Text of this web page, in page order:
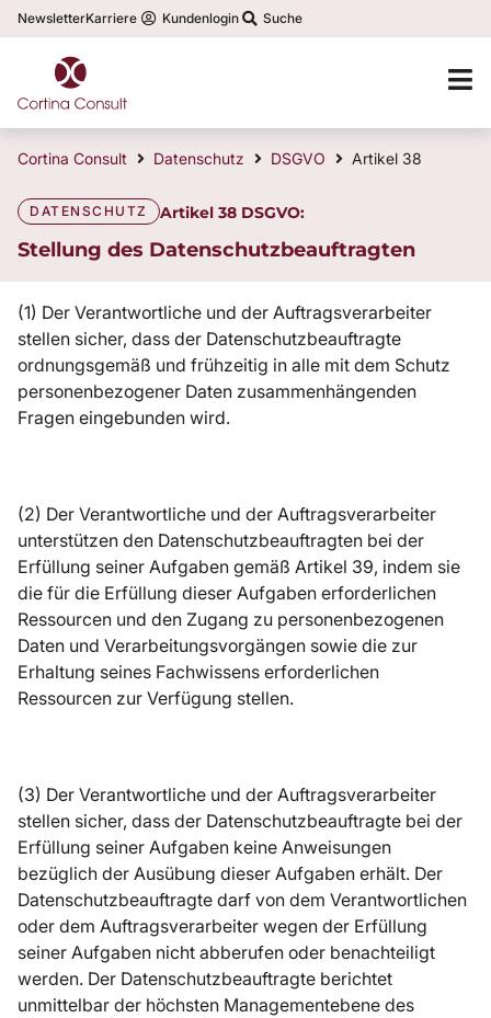
NewsletterKarriere Kundenlogin Suche
Cortina Consult Datenschutz DSGVO Artikel 38
DATENSCHUTZ Artikel 38 DSGVO:
Stellung des Datenschutzbeauftragten
(1) Der Verantwortliche und der Auftragsverarbeiter
stellen sicher, dass der Datenschutzbeauftragte
ordnungsgemäß und frühzeitig in alle mit dem Schutz
personenbezogener Daten zusammenhängenden
Fragen eingebunden wird.
(2) Der Verantwortliche und der Auftragsverarbeiter
unterstützen den Datenschutzbeauftragten bei der
Erfüllung seiner Aufgaben gemäß Artikel 39, indem sie
die für die Erfüllung dieser Aufgaben erforderlichen
Ressourcen und den Zugang zu personenbezogenen
Daten und Verarbeitungsvorgängen sowie die zur
Erhaltung seines Fachwissens erforderlichen
Ressourcen zur Verfügung stellen.
(3) Der Verantwortliche und der Auftragsverarbeiter
stellen sicher, dass der Datenschutzbeauftragte bei der
Erfüllung seiner Aufgaben keine Anweisungen
bezüglich der Ausübung dieser Aufgaben erhält. Der
Datenschutzbeauftragte darf von dem Verantwortlichen
oder dem Auftragsverarbeiter wegen der Erfüllung
seiner Aufgaben nicht abberufen oder benachteiligt
werden. Der Datenschutzbeauftragte berichtet
unmittelbar der höchsten Managementebene des